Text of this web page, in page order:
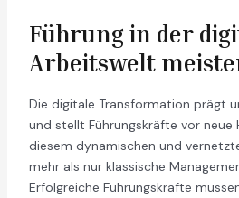
Führung in der
Arbeitswelt
Die digitale Transformation prägt
und stellt Führungskräfte vor neue
diesem dynamischen und
mehr als nur klassische
Erfolgreiche Führungskräfte